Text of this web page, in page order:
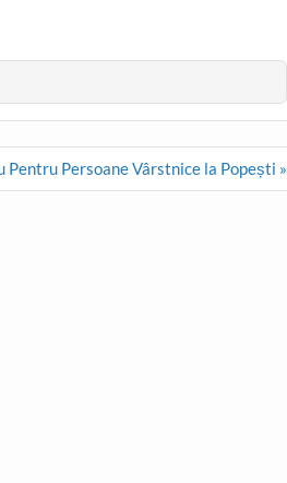
Pentru Persoane Vârstnice la Popești »